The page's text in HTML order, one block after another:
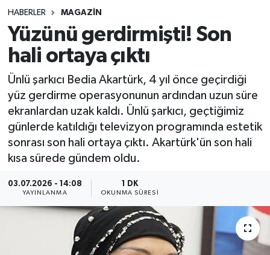
HABERLER MAGAZIN
Yüzünü gerdirmişti! Son
hali ortaya çıktı
Ünlü şarkıcı Bedia Akartürk, 4 yıl önce geçirdiği
yüz gerdirme operasyonunun ardından uzun süre
ekranlardan uzak kaldı. Ünlü şarkıcı, geçtiğimiz
günlerde katıldığı televizyon programında estetik
sonrası son hali ortaya çıktı. Akartürk'ün son hali
kısa sürede gündem oldu.
03.07.2026 - 14:08
YAYINLANMA
1 DK
OKUNMA SÜRESI
Spor
Teknoloji
Yaşam